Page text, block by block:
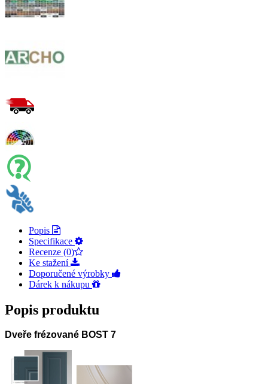
Popis
Specifikace
Recenze (0)
Ke stažení
Doporučené výrobky
Dárek k nákupu
Popis produktu
Dveře frézované BOST 7